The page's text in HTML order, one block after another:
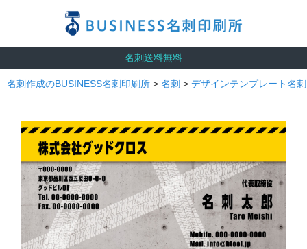
名刺送料無料
名刺作成のBUSINESS名刺印刷所 > 名刺 > デザインテンプレート名刺